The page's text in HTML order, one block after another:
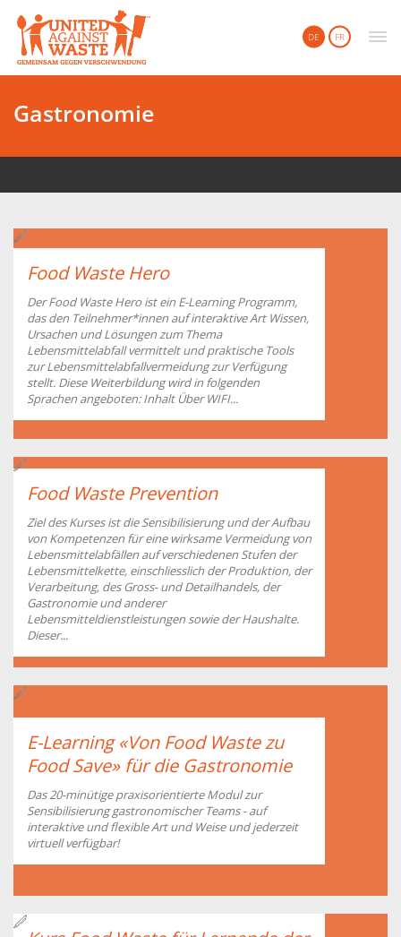
DE FR
Gastronomie
Food Waste Hero
Der Food Waste Hero ist ein E-Learning Programm,
das den Teilnehmer*innen auf interaktive Art Wissen,
Ursachen und Lösungen zum Thema
Lebensmittelabfall vermittelt und praktische Tools
zur Lebensmittelabfallvermeidung zur Verfügung
stellt. Diese Weiterbildung wird in folgenden
Sprachen angeboten: Inhalt Über WIFI...
Food Waste Prevention
Ziel des Kurses ist die Sensibilisierung und der Aufbau
von Kompetenzen für eine wirksame Vermeidung von
Lebensmittelabfällen auf verschiedenen Stufen der
Lebensmittelkette, einschliesslich der Produktion, der
Verarbeitung, des Gross- und Detailhandels, der
Gastronomie und anderer
Lebensmitteldienstleistungen sowie der Haushalte.
Dieser...
E-Learning «Von Food Waste zu
Food Save» für die Gastronomie
Das 20-minütige praxisorientierte Modul zur
Sensibilisierung gastronomischer Teams - auf
interaktive und flexible Art und Weise und jederzeit
virtuell verfügbar!